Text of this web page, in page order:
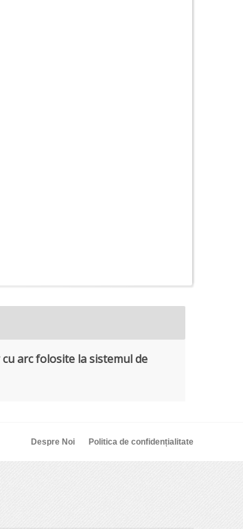
arc folosite la sistemul de
Despre Noi Politica de confidențialitate